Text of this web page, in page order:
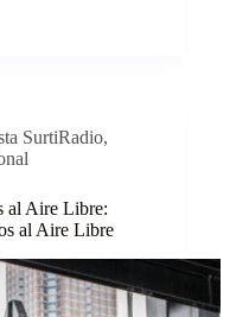
SurtiRadio,
al Aire Libre:
al Aire Libre